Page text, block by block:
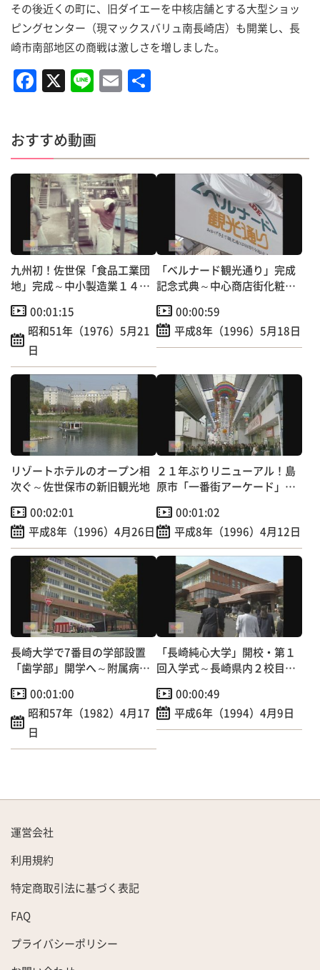
その後近くの町に、旧ダイエーを中核店舗とする大型ショッ
ピングセンター（現マックスバリュ南長崎店）も開業し、長
崎市南部地区の商戦は激しさを増しました。
F
a
c
e
b
o
o
k
X Li
n
e
E
m
l
おすすめ動画
九州初！佐世保「食品工業団
地」完成～中小製造業１４社
00:01:15
昭和51年（1976）5月21
日
「ベルナード観光通り」完成
記念式典～中心商店街化粧直
00:00:59
平成8年（1996）5月18日
リゾートホテルのオープン相
次ぐ～佐世保市の新旧観光地
00:02:01
平成8年（1996）4月26日
２１年ぶりリニューアル！島
原市「一番街アーケード」改
00:01:02
平成8年（1996）4月12日
長崎大学で7番目の学部設置
「歯学部」開学へ～附属病院
00:01:00
昭和57年（1982）4月17
日
「長崎純心大学」開校・第１
回入学式～長崎県内２校目の
00:00:49
平成6年（1994）4月9日
運営会社
利用規約
特定商取引法に基づく表記
FAQ
プライバシーポリシー